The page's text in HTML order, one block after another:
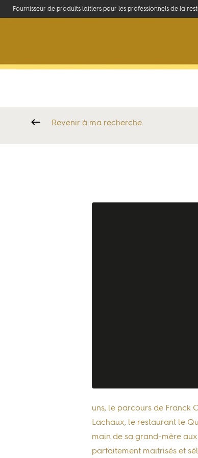
Fournisseur de produits laitiers pour les professionnels de la
Revenir à ma recherche
uns, le parcours de Franck
Lachaux, le restaurant le
main de sa grand-mère
parfaitement maitrisés et